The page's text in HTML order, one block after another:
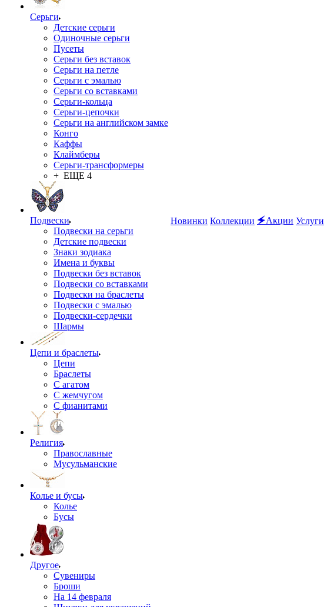
Серьги
Детские серьги
Одиночные серьги
Пусеты
Серьги без вставок
Серьги на петле
Серьги с эмалью
Серьги со вставками
Серьги-кольца
Серьги-цепочки
Серьги на английском замке
Конго
Каффы
Клаймберы
Серьги-трансформеры
+ ЕЩЕ 4
Подвески
Подвески на серьги
Детские подвески
Знаки зодиака
Имена и буквы
Подвески без вставок
Подвески со вставками
Подвески на браслеты
Подвески с эмалью
Подвески-сердечки
Шармы
Цепи и браслеты
Цепи
Браслеты
С агатом
С жемчугом
С фианитами
Религия
Православные
Мусульманские
Колье и бусы
Колье
Бусы
Другое
Сувениры
Броши
На 14 февраля
Новинки Коллекции 🗲Акции Услуги